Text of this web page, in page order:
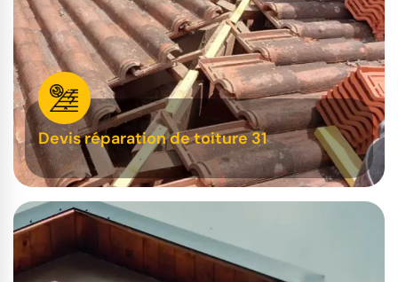
Devis réparation de toiture 31